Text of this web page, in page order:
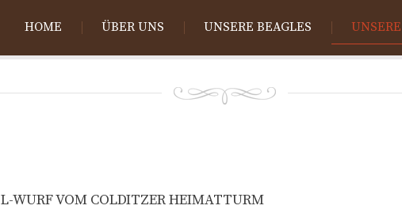
HOME ÜBER UNS UNSERE BEAGLES
L-WURF VOM COLDITZER HEIMATTURM